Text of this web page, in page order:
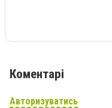
Коментарі
Авторизуватись